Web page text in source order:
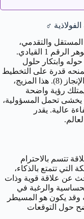
♂️
المستقل والتقدمي،
طموح وقوة الرقم 8، دبلوماسية الرقم 2، وجوهر الرقم 1 القيادي.
وابتكار حلول
بطرق غير تقليدية. طاقة الرقم 28 تمنحه قدرة على التخطيط
والتعاون (2) مع عزيمة قوية لتحقيق النجاح والإنجاز (8). هذا المزيج،
يمتلك رؤية واضحة
يخشى تحمل المسؤولية،
عالية. يقدر
رجل 28 يناير عن علاقة تتسم بالاحترام
التي تتمتع بالذكاء،
تأثير الرقم 8 يجعله يبحث عن علاقة قوية وذات
من الحساسية والرغبة في
من نفسه وقد يكون هو المسيطر
حول التوقعات